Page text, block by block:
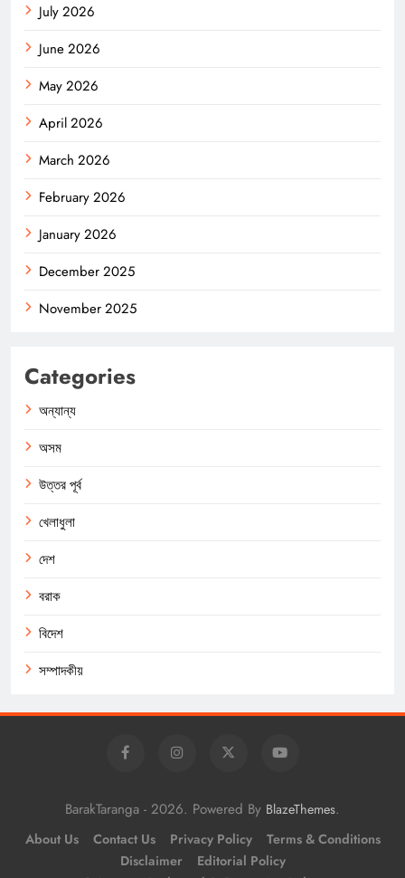
July 2026
June 2026
May 2026
April 2026
March 2026
February 2026
January 2026
December 2025
November 2025
Categories
অন্যান্য
অসম
উত্তর পূর্ব
খেলাধুলা
দেশ
বরাক
বিদেশ
সম্পাদকীয়
BarakTaranga - 2026. Powered By BlazeThemes.
About Us Contact Us Privacy Policy
Terms & Conditions
Disclaimer
Editorial Policy